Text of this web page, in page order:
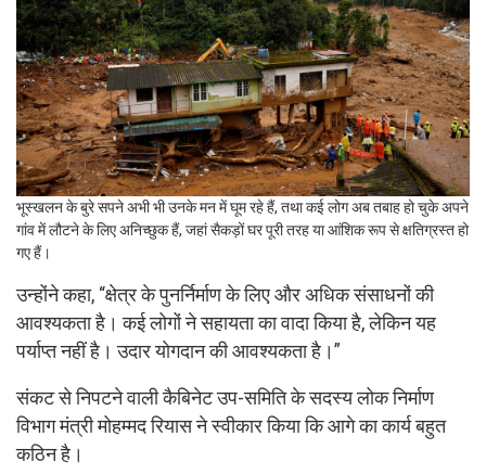
भूस्खलन के बुरे सपने अभी भी उनके मन में घूम रहे हैं, तथा कई लोग अब तबाह हो चुके अपने
गांव में लौटने के लिए अनिच्छुक हैं, जहां सैकड़ों घर पूरी तरह या आंशिक रूप से क्षतिग्रस्त हो
गए हैं।
उन्होंने कहा, “क्षेत्र के पुनर्निर्माण के लिए और अधिक संसाधनों की
आवश्यकता है। कई लोगों ने सहायता का वादा किया है, लेकिन यह
पर्याप्त नहीं है। उदार योगदान की आवश्यकता है।”
संकट से निपटने वाली कैबिनेट उप-समिति के सदस्य लोक निर्माण
विभाग मंत्री मोहम्मद रियास ने स्वीकार किया कि आगे का कार्य बहुत
कठिन है।